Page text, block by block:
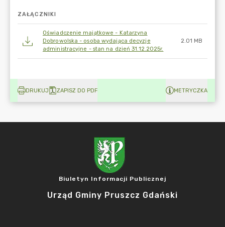
ZAŁĄCZNIKI
Oświadczenie majątkowe - Katarzyna
Dobrowolska - osoba wydająca decyzje
administracyjne - stan na dzień 31.12.2025r.
2.01 MB
DRUKUJ ZAPISZ DO PDF METRYCZKA
Biuletyn Informacji Publicznej
Urząd Gminy Pruszcz Gdański